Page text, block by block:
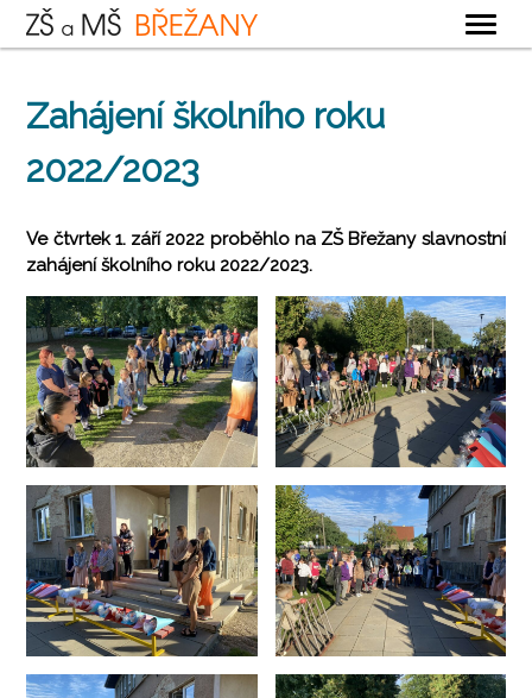
ZÁKLADNÍ ŠKOLA
ŠKOLNÍ JÍDELNA
KONTAKTY
Zahájení školního roku
2022/2023
Ve čtvrtek 1. září 2022 proběhlo na ZŠ Břežany slavnostní
zahájení školního roku 2022/2023.